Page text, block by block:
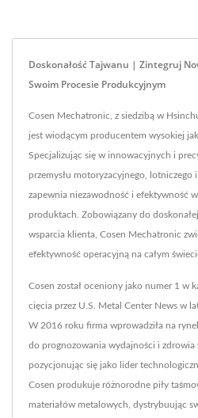
Doskonałość Tajwanu | Zintegruj
Swoim Procesie Produkcyjnym
Cosen Mechatronic, z siedzibą w
jest wiodącym producentem wysokiej
Specjalizując się w innowacyjnych i
przemysłu motoryzacyjnego, lotniczego
zapewnia niezawodność i efektywność
produktach. Zobowiązany do
wsparcia klienta, Cosen Mechatronic
efektywność operacyjną na całym
Cosen został oceniony jako numer 1 w
cięcia przez U.S. Metal Center News w
W 2016 roku firma wprowadziła na
do prognozowania wydajności i zdrowia
pozycjonując się jako lider
Cosen produkuje różnorodne piły
materiałów metalowych, dystrybuując